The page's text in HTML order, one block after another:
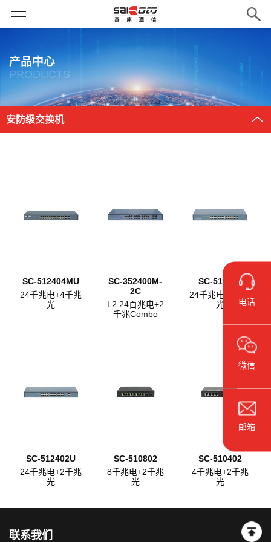
产品中心
PRODUCTS
安防级交换机
SC-512404MU
24千兆电+4千兆
光
SC-352400M-
2C
L2 24百兆电+2
千兆Combo
SC-512404
24千兆电+4千兆
光
SC-512402U
24千兆电+2千兆
光
SC-510802
8千兆电+2千兆
光
SC-510402
4千兆电+2千兆
光
联系我们
电话
微信
邮箱